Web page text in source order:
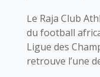
Le Raja Club
du football
Ligue des
retrouve l’une